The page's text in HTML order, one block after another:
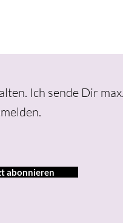
Ich sende Dir
abonnieren